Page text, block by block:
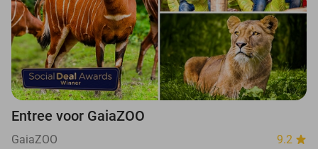
Entree voor GaiaZOO
GaiaZOO
9.2